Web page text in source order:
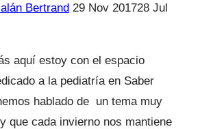
Bertrand 29 Nov 201728 Jul
aquí estoy con el espacio
a la pediatría en Saber
hablado de un tema muy
que cada invierno nos mantiene